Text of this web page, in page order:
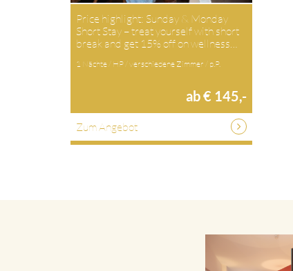
Price highlight: Sunday & Monday
Short Stay – treat yourself with short
break and get 15% off on wellness…
1 Nächte / HP / verschiedene Zimmer / p.P.
ab € 145,-
Zum Angebot